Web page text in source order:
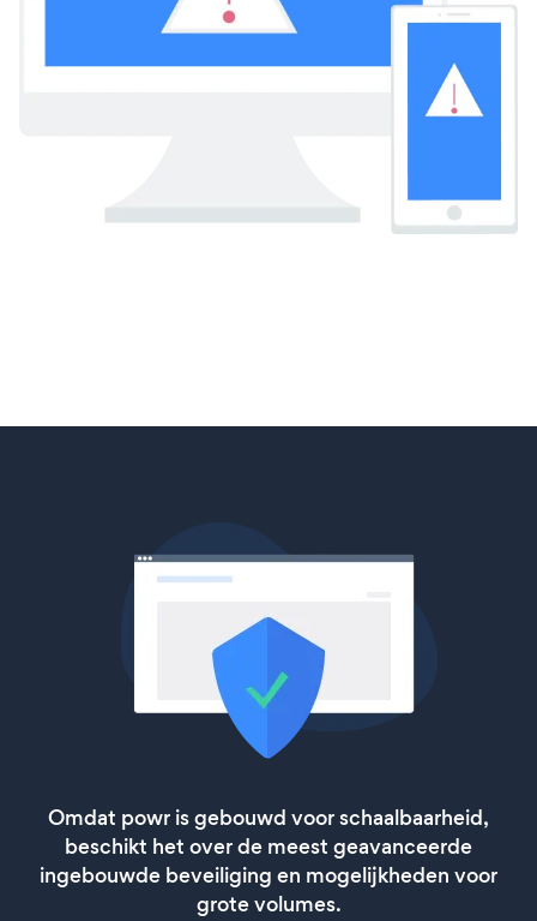
Omdat powr is gebouwd voor schaalbaarheid,
beschikt het over de meest geavanceerde
ingebouwde beveiliging en mogelijkheden voor
grote volumes.